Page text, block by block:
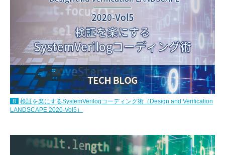
8
検証を楽にするSystemVerilogコーディング術（Design and Verification
LANDSCAPE 2020-Vol5）